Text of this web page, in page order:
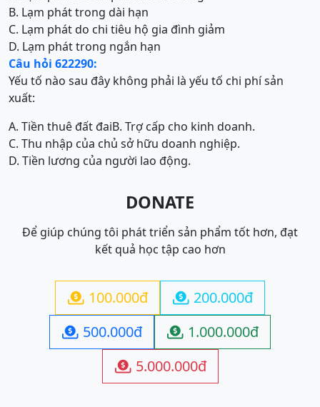
B. Lạm phát trong dài hạn
C. Lạm phát do chi tiêu hộ gia đình giảm
D. Lạm phát trong ngắn hạn
Câu hỏi 622290:
Yếu tố nào sau đây không phải là yếu tố chi phí sản
xuất:
A. Tiền thuê đất đaiB. Trợ cấp cho kinh doanh.
C. Thu nhập của chủ sở hữu doanh nghiệp.
D. Tiền lương của người lao động.
DONATE
Để giúp chúng tôi phát triển sản phẩm tốt hơn, đạt
kết quả học tập cao hơn
 100.000đ  200.000đ
 500.000đ  1.000.000đ
 5.000.000đ